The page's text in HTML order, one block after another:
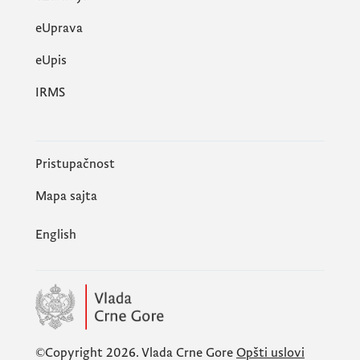
regionalnim saobraćajnim tržištem,
istakao važnost koridorskog razvoja i
digitalizacije lučkih operacija, unapređenja
željezničkih i putnih veza luke Bar sa njenom
eUprava
еUpis
IRMS
Pristupačnost
Mapa sajta
English
©Copyright 2026. Vlada Crne Gore Opšti uslovi